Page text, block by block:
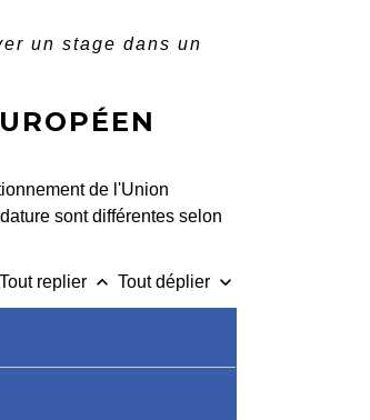
un stage dans un
de l'Union
sont différentes selon
Tout replier keyboard_arrow_up Tout déplier keyboard_arrow_down